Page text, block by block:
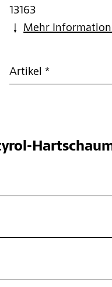
13163
Mehr
Artikel *